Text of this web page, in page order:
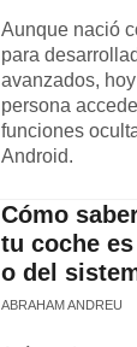
Aunque nació
para
avanzados,
persona
funciones
Android.
Cómo
tu coche
o del
ABRAHAM ANDREU